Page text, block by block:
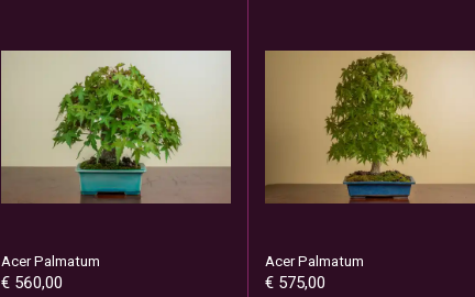
Acer Palmatum
€ 560,00
Acer Palmatum
€ 575,00